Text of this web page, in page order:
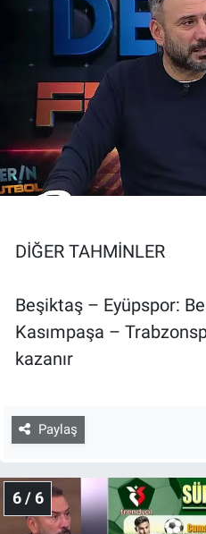
DİĞER TAHMİNLER
Beşiktaş – Eyüpspor:
Kasımpaşa –
kazanır
Paylaş
6 / 6